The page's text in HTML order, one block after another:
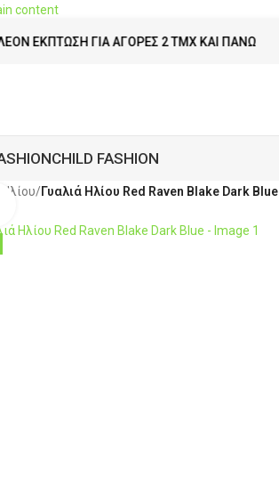
content
ΓΙΑ ΑΓΟΡΈΣ 2 ΤΜΧ ΚΑΙ ΠΆΝΩ
CHILD FASHION
Ηλίου/Γυαλιά Ηλίου Red Raven Blake Dark Blue